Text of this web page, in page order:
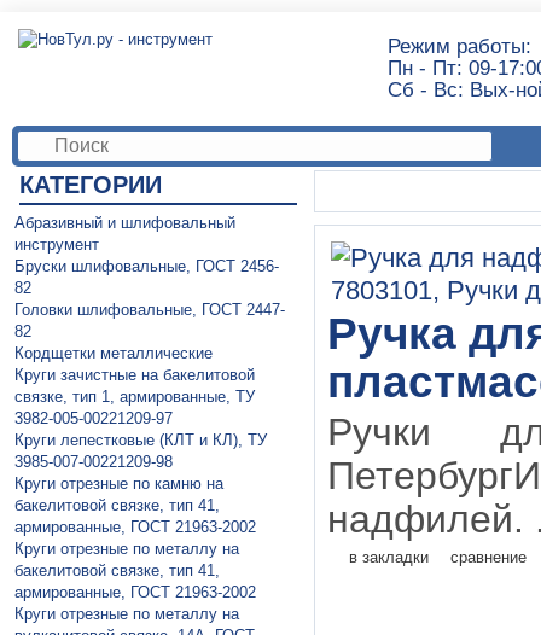
Режим работы:
Пн - Пт: 09-
Сб - Вс: Вых-
КАТЕГОРИИ
Абразивный и шлифовальный
инструмент
Бруски шлифовальные, ГОСТ 2456-
82
Головки шлифовальные, ГОСТ 2447-
82
Кордщетки металлические
Круги зачистные на бакелитовой
связке, тип 1, армированные, ТУ
3982-005-00221209-97
Круги лепестковые (КЛТ и КЛ), ТУ
3985-007-00221209-98
Круги отрезные по камню на
бакелитовой связке, тип 41,
армированные, ГОСТ 21963-2002
Круги отрезные по металлу на
бакелитовой связке, тип 41,
армированные, ГОСТ 21963-2002
Круги отрезные по металлу на
Ручка
Ручки
надфилей.
в закладки сравнение